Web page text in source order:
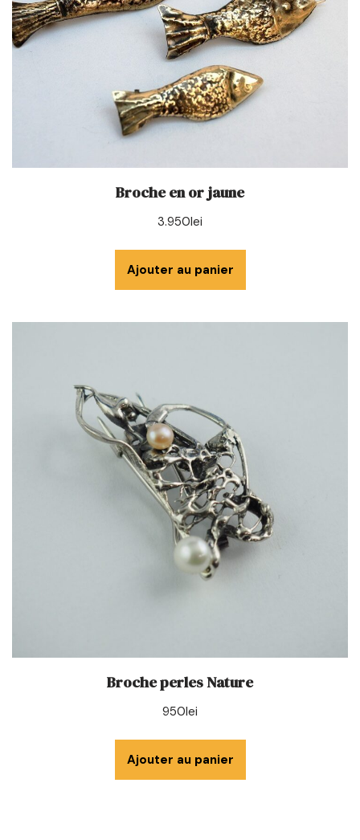
Broche en or jaune
3.950lei
Ajouter au panier
Broche perles Nature
950lei
Ajouter au panier